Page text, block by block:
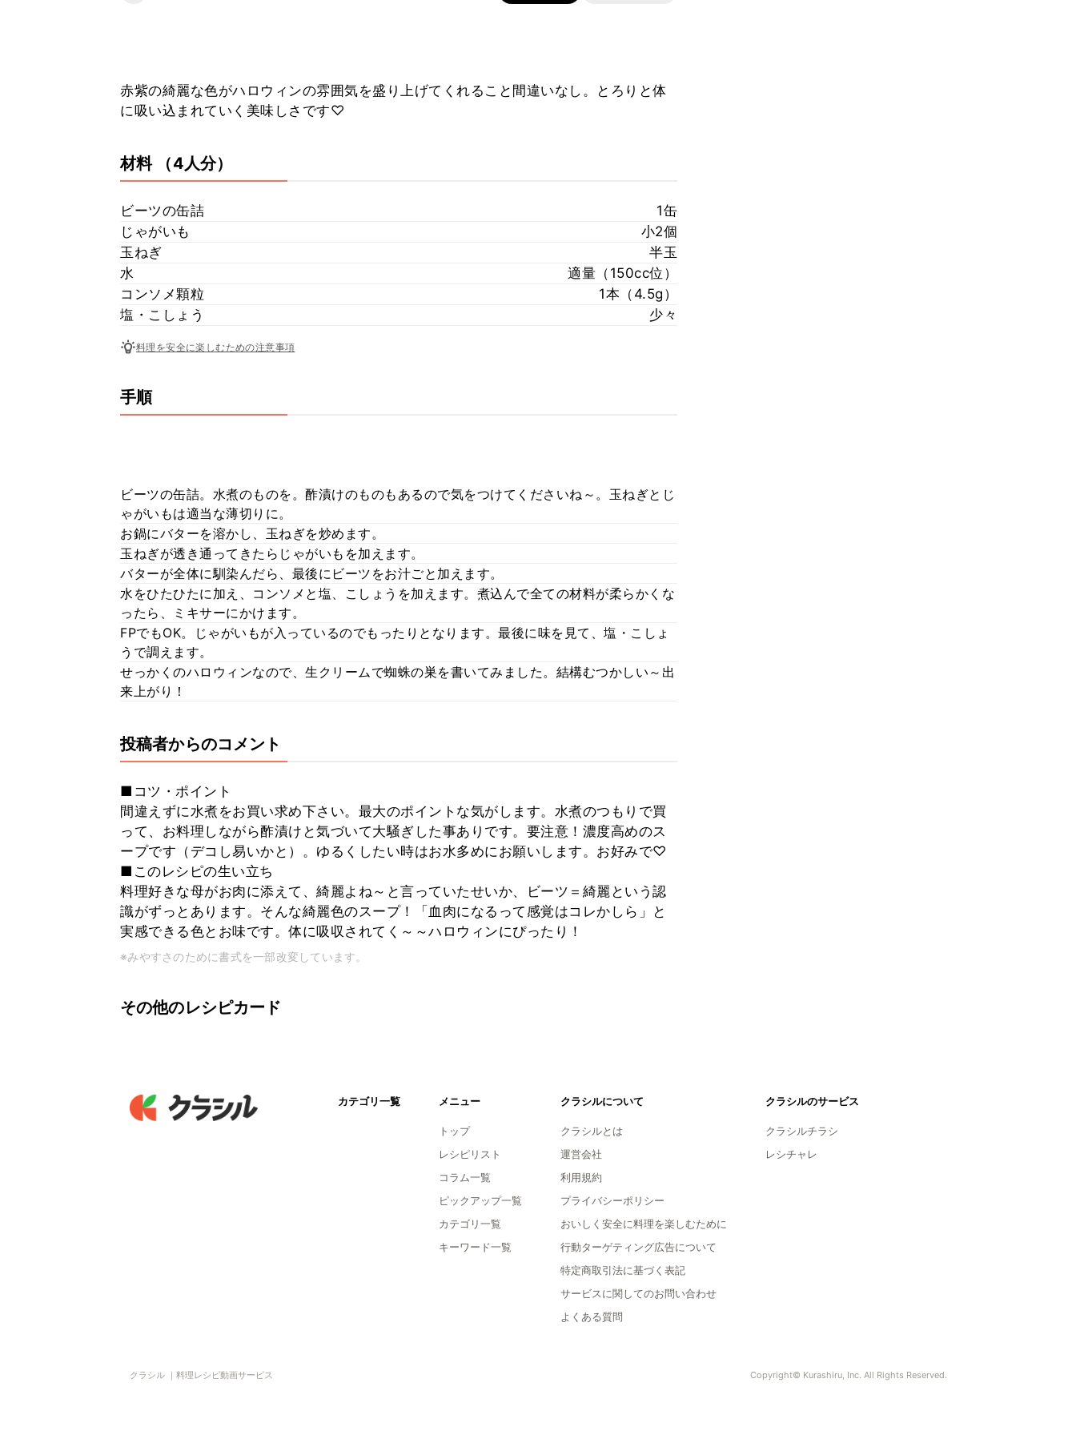
赤紫の綺麗な色がハロウィンの雰囲気を盛り上げてくれること間違いなし。とろりと体
に吸い込まれていく美味しさです♡
材料 （4人分）
ビーツの缶詰
1缶
じゃがいも
小2個
玉ねぎ
半玉
水
適量（150cc位）
コンソメ顆粒
1本（4.5g）
塩・こしょう
少々
料理を安全に楽しむための注意事項
手順
ビーツの缶詰。水煮のものを。酢漬けのものもあるので気をつけてくださいね～。玉ねぎとじ
ゃがいもは適当な薄切りに。
お鍋にバターを溶かし、玉ねぎを炒めます。
玉ねぎが透き通ってきたらじゃがいもを加えます。
バターが全体に馴染んだら、最後にビーツをお汁ごと加えます。
水をひたひたに加え、コンソメと塩、こしょうを加えます。煮込んで全ての材料が柔らかくな
ったら、ミキサーにかけます。
FPでもOK。じゃがいもが入っているのでもったりとなります。最後に味を見て、塩・こしょ
うで調えます。
せっかくのハロウィンなので、生クリームで蜘蛛の巣を書いてみました。結構むつかしい～出
来上がり！
投稿者からのコメント
■コツ・ポイント
間違えずに水煮をお買い求め下さい。最大のポイントな気がします。水煮のつもりで買
って、お料理しながら酢漬けと気づいて大騒ぎした事ありです。要注意！濃度高めのス
ープです（デコし易いかと）。ゆるくしたい時はお水多めにお願いします。お好みで♡
■このレシピの生い立ち
料理好きな母がお肉に添えて、綺麗よね～と言っていたせいか、ビーツ＝綺麗という認
識がずっとあります。そんな綺麗色のスープ！「血肉になるって感覚はコレかしら」と
実感できる色とお味です。体に吸収されてく～～ハロウィンにぴったり！
※みやすさのために書式を一部改変しています。
その他のレシピカード
カテゴリ一覧 メニュー
トップ
レシピリスト
コラム一覧
ピックアップ一覧
カテゴリ一覧
キーワード一覧
クラシルについて
クラシルとは
運営会社
利用規約
プライバシーポリシー
おいしく安全に料理を楽しむために
行動ターゲティング広告について
特定商取引法に基づく表記
サービスに関してのお問い合わせ
よくある質問
クラシルのサービス
クラシルチラシ
レシチャレ
クラシル ｜料理レシピ動画サービス Copyright© Kurashiru, Inc. All Rights Reserved.